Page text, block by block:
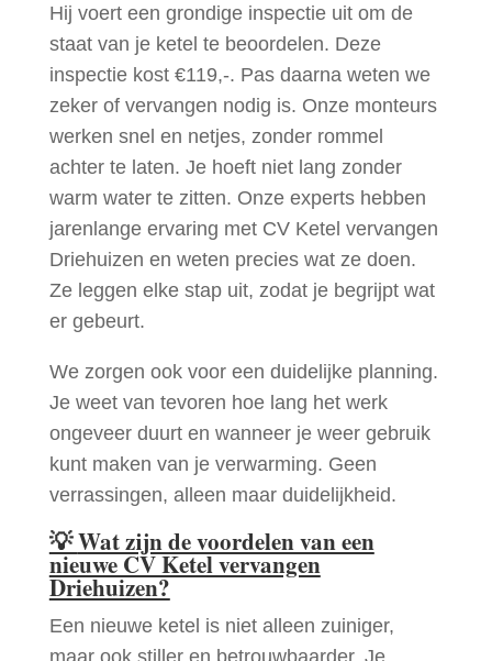
Hij voert een grondige inspectie uit om de
staat van je ketel te beoordelen. Deze
inspectie kost €119,-. Pas daarna weten we
zeker of vervangen nodig is. Onze monteurs
werken snel en netjes, zonder rommel
achter te laten. Je hoeft niet lang zonder
warm water te zitten. Onze experts hebben
jarenlange ervaring met CV Ketel vervangen
Driehuizen en weten precies wat ze doen.
Ze leggen elke stap uit, zodat je begrijpt wat
er gebeurt.
We zorgen ook voor een duidelijke planning.
Je weet van tevoren hoe lang het werk
ongeveer duurt en wanneer je weer gebruik
kunt maken van je verwarming. Geen
verrassingen, alleen maar duidelijkheid.
💡Wat zijn de voordelen van een
nieuwe CV Ketel vervangen
Driehuizen?
Een nieuwe ketel is niet alleen zuiniger,
maar ook stiller en betrouwbaarder. Je